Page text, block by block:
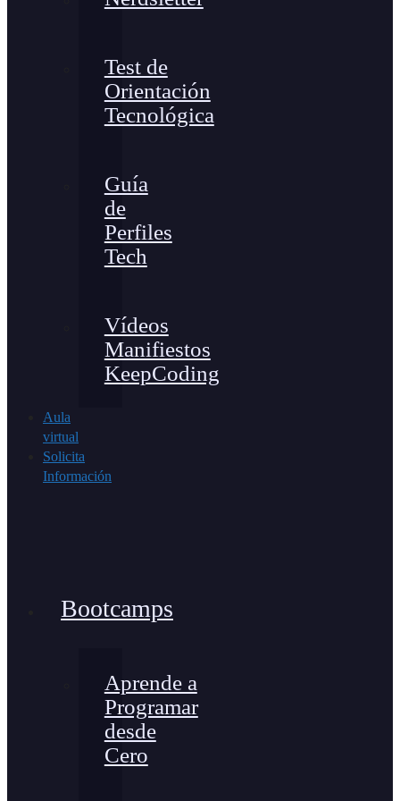
Test de
Orientación
Tecnológica
Guía
de
Perfiles
Tech
Vídeos
Manifiestos
KeepCoding
Aula
virtual
Solicita
Información
Bootcamps
Aprende a
Programar
desde
Cero